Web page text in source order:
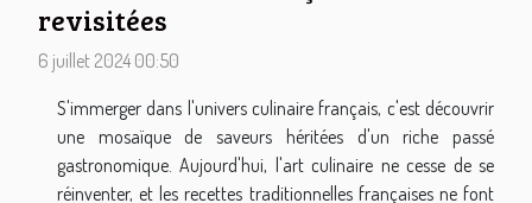
revisitées
6 juillet 2024 00:50
S'immerger dans l'univers culinaire français, c'est découvrir
une mosaïque de saveurs héritées d'un riche passé
gastronomique. Aujourd'hui, l'art culinaire ne cesse de se
réinventer, et les recettes traditionnelles françaises ne font